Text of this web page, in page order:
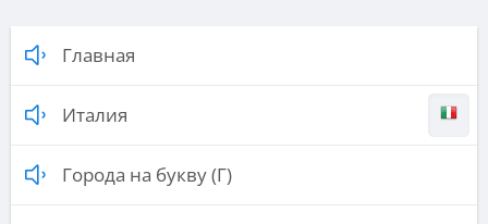
Главная
Италия
Города на букву (Г)